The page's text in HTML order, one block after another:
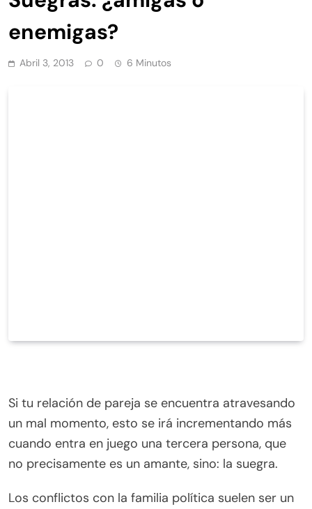
enemigas?
Abril 3, 2013 0 6 Minutos
Si tu relación de pareja se encuentra atravesando
un mal momento, esto se irá incrementando más
cuando entra en juego una tercera persona, que
no precisamente es un amante, sino: la suegra.
Los conflictos con la familia política suelen ser un